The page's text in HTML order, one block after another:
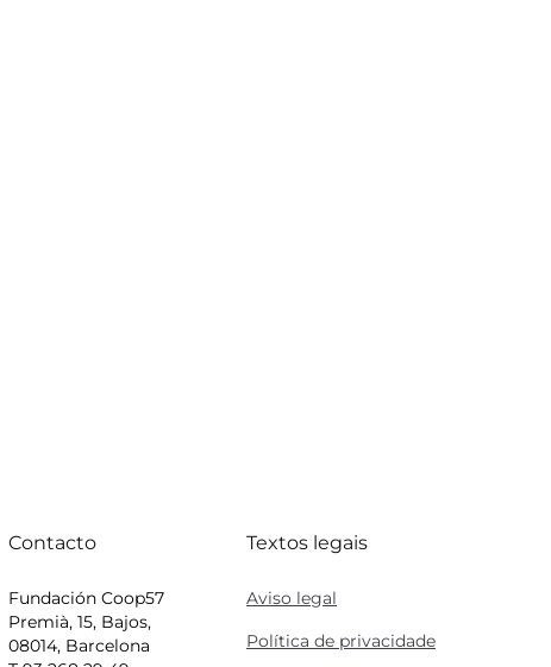
Contacto
Fundación Coop57
Premià, 15, Bajos,
08014, Barcelona
Textos legais
Aviso legal
Política de privacidade